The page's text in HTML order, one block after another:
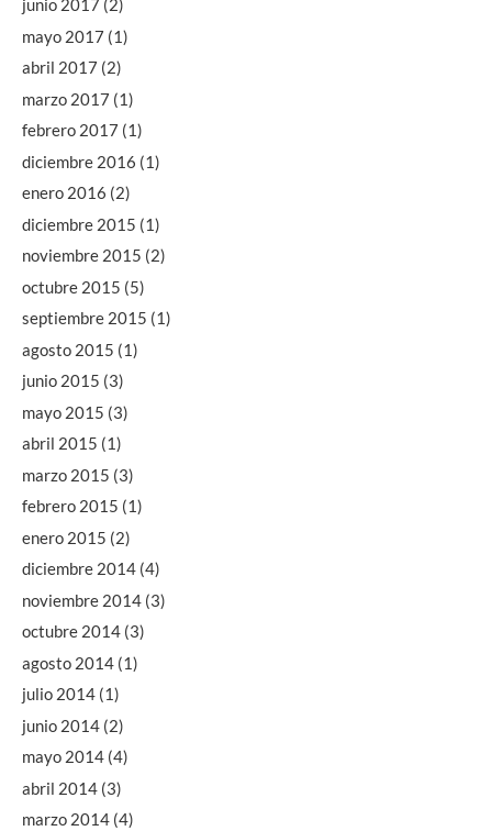
junio 2017 (2)
mayo 2017 (1)
abril 2017 (2)
marzo 2017 (1)
febrero 2017 (1)
diciembre 2016 (1)
enero 2016 (2)
diciembre 2015 (1)
noviembre 2015 (2)
octubre 2015 (5)
septiembre 2015 (1)
agosto 2015 (1)
junio 2015 (3)
mayo 2015 (3)
abril 2015 (1)
marzo 2015 (3)
febrero 2015 (1)
enero 2015 (2)
diciembre 2014 (4)
noviembre 2014 (3)
octubre 2014 (3)
agosto 2014 (1)
julio 2014 (1)
junio 2014 (2)
mayo 2014 (4)
abril 2014 (3)
marzo 2014 (4)